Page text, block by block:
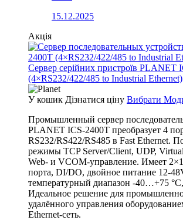
15.12.2025
Акція
Сервер серійних пристроїв PLANET
(4×RS232/422/485 to Industrial Ethernet)
У кошик Дізнатися ціну Вибрати
Промышленный сервер
PLANET ICS-2400T преобразует 4
RS232/RS422/RS485 в Fast Ethernet.
режимы TCP Server/Client, UDP,
Web- и VCOM-управление. Имеет
порта, DI/DO, двойное питание 12-
температурный диапазон -40…+75
Идеальное решение для
удалённого управления
Ethernet-сеть.